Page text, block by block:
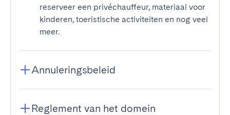
reserveer een privéchauffeur, materiaal voor
kinderen, toeristische activiteiten en nog veel
meer.
Annuleringsbeleid
Reglement van het domein